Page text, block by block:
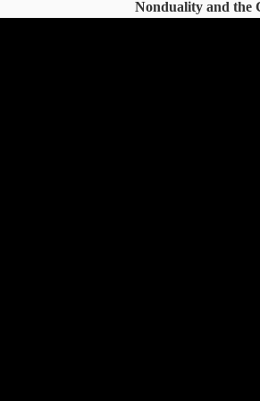
Nonduality and the